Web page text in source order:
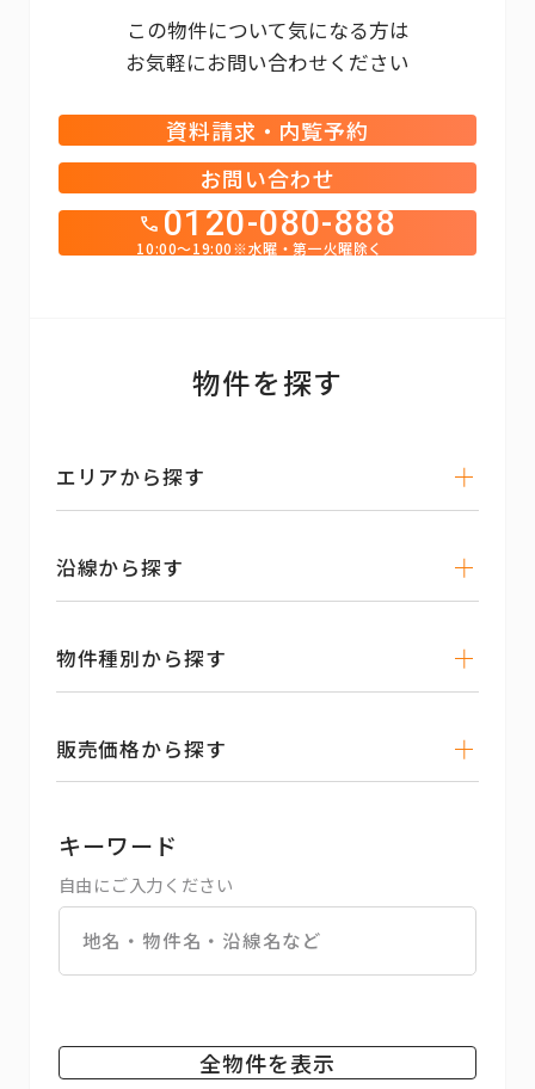
この物件について気になる方は
お気軽にお問い合わせください
資料請求・内覧予約
お問い合わせ
0120-080-888
10:00～19:00※水曜・第一火曜除く
物件を探す
エリアから探す
沿線から探す
物件種別から探す
販売価格から探す
キーワード
自由にご入力ください
全物件を表示